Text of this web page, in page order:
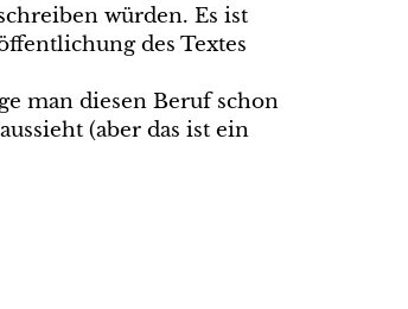
würden. Es ist
des Textes
man diesen Beruf schon
(aber das ist ein